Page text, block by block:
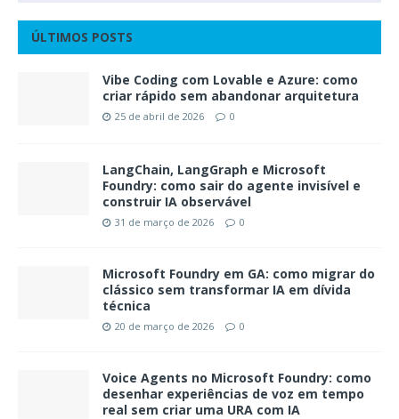
ÚLTIMOS POSTS
Vibe Coding com Lovable e Azure: como
criar rápido sem abandonar arquitetura
25 de abril de 2026 0
LangChain, LangGraph e Microsoft
Foundry: como sair do agente invisível e
construir IA observável
31 de março de 2026 0
Microsoft Foundry em GA: como migrar do
clássico sem transformar IA em dívida
técnica
20 de março de 2026 0
Voice Agents no Microsoft Foundry: como
desenhar experiências de voz em tempo
real sem criar uma URA com IA